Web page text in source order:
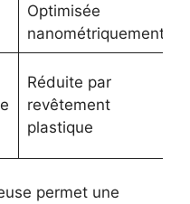
Optimisée
nanométriquement
Réduite par
revêtement
plastique
permet une